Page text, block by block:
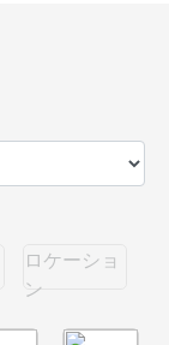
ロケーショ
ン